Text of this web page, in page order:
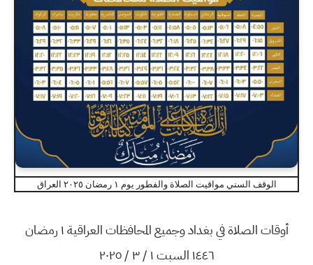
الوقف السني مواقيت الصلاة والفطور يوم ١ رمضان ٢٠٢٥ العراق
أوقات الصلاة في بغداد وجميع المحافظات العراقية ١ رمضان
١٤٤٦ السبت ١ / ٣ / ٢٠٢٥